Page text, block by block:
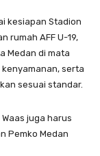
kesiapan Stadion
rumah AFF U-19,
Medan di mata
serta
sesuai standar.
juga harus
Pemko Medan